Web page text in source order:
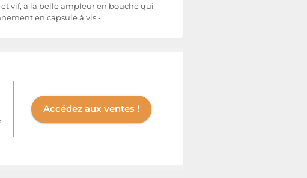
vif, à la belle ampleur en bouche qui
en capsule à vis -
Accédez aux ventes !